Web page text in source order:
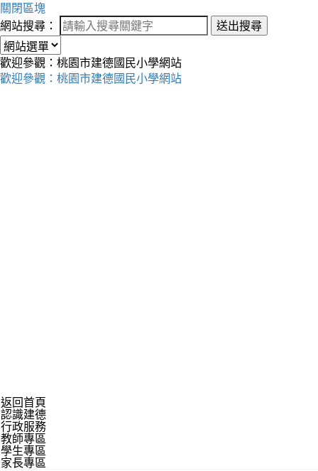
關閉區塊
網站搜尋：
送出搜尋
歡迎參觀：桃園市建德國民小學網站
歡迎參觀：桃園市建德國民小學網站
返回首頁
認識建德
行政服務
教師專區
學生專區
家長專區